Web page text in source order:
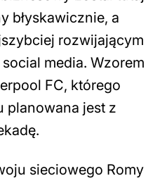
błyskawicznie, a
rozwijającym
media. Wzorem
FC, którego
planowana jest z
sieciowego Romy